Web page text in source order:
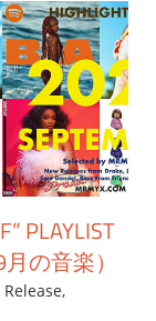
PLAYLIST
の音楽）
,